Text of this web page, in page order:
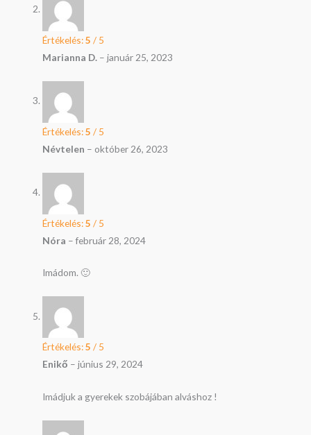
Értékelés:5 / 5
Marianna D. – január 25, 2023
Értékelés:5 / 5
Névtelen – október 26, 2023
Értékelés:5 / 5
Nóra – február 28, 2024
Imádom. 🙂
Értékelés:5 / 5
Enikő – június 29, 2024
Imádjuk a gyerekek szobájában alváshoz !